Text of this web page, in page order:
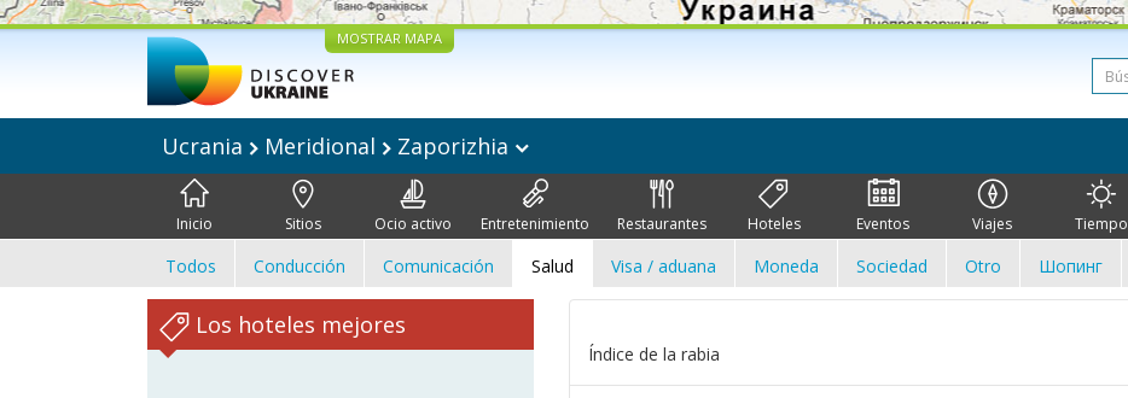
MOSTRAR MAPA
Ucrania Meridional Zaporizhia
Inicio Sitios Ocio activo Entretenimiento Restaurantes Hoteles Eventos Viajes Tiempo
Todos Conducción Comunicación Salud Visa / aduana Moneda Sociedad Otro Шопинг
Los hoteles mejores
Índice de la rabia